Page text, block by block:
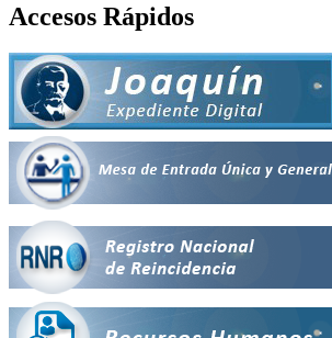
Accesos Rápidos